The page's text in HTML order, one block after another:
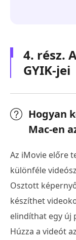
4. rész.
GYIK-jei
Hogyan
Mac-en
Az iMovie előre
különféle
Osztott
készíthet
elindíthat egy új
Húzza a videót